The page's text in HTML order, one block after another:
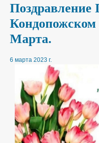
Марта.
6 марта 2023 г.